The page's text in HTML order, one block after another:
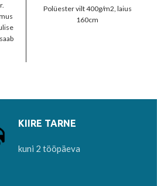
Polüester vilt 400g/m2, laius
160cm
KIIRE TARNE
kuni 2 tööpäeva